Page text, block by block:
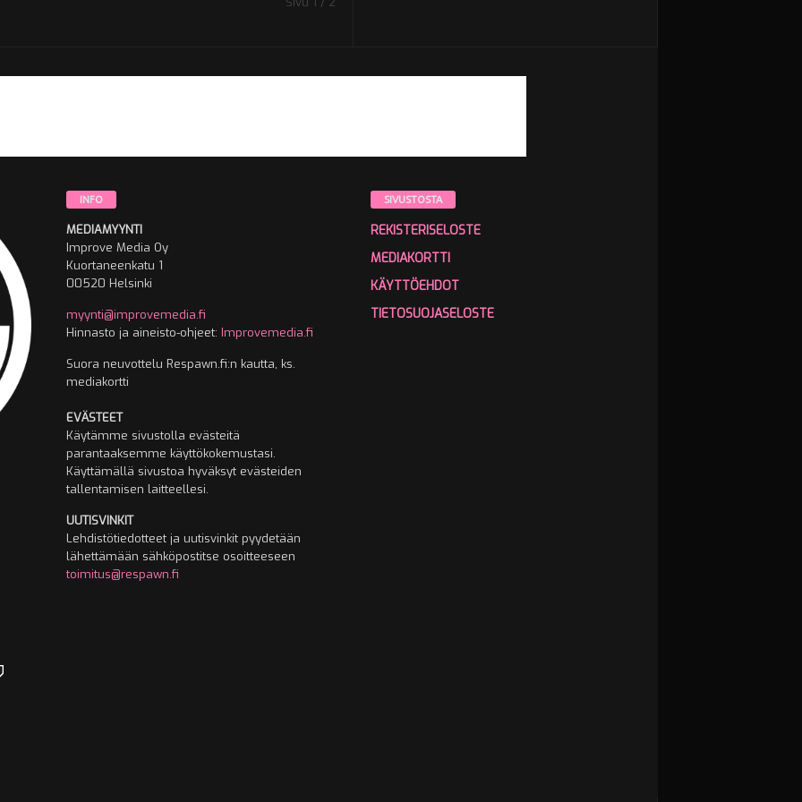
INFO
MEDIAMYYNTI
Improve Media Oy
Kuortaneenkatu 1
00520 Helsinki
myynti@improvemedia.fi
Hinnasto ja aineisto-ohjeet: Improvemedia.fi
Suora neuvottelu Respawn.fi:n kautta, ks.
mediakortti
EVÄSTEET
Käytämme sivustolla evästeitä
parantaaksemme käyttökokemustasi.
Käyttämällä sivustoa hyväksyt evästeiden
tallentamisen laitteellesi.
UUTISVINKIT
Lehdistötiedotteet ja uutisvinkit pyydetään
lähettämään sähköpostitse osoitteeseen
toimitus@respawn.fi
SIVUSTOSTA
REKISTERISELOSTE
MEDIAKORTTI
KÄYTTÖEHDOT
TIETOSUOJASELOSTE